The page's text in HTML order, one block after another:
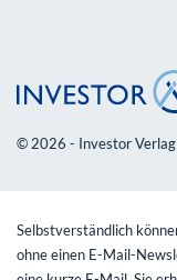
© 2026 - Investor Verlag
Selbstverständlich
ohne einen E-Mail-